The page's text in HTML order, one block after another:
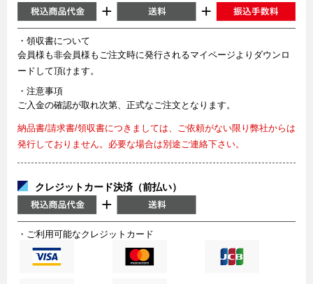
・領収書について
会員様も非会員様もご注文時に発行されるマイページよりダウンロ
ードして頂けます。
・注意事項
ご入金の確認が取れ次第、正式なご注文となります。
納品書/請求書/領収書につきましては、ご依頼がない限り弊社からは
発行しておりません。必要な場合は別途ご連絡下さい。
クレジットカード決済（前払い）
・ご利用可能なクレジットカード